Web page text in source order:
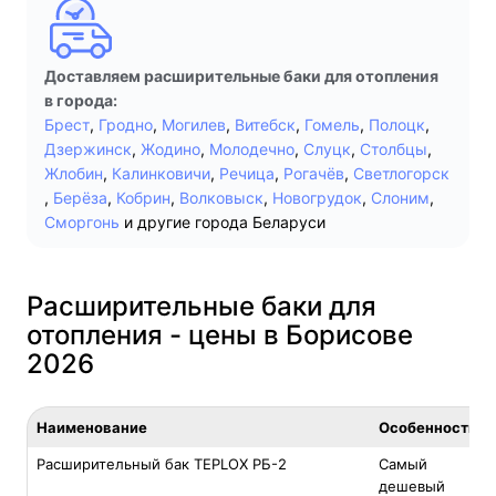
Доставляем расширительные баки для отопления
в города:
Брест, Гродно, Могилев, Витебск, Гомель, Полоцк,
Дзержинск, Жодино, Молодечно, Слуцк, Столбцы,
Жлобин, Калинковичи, Речица, Рогачёв, Светлогорск
, Берёза, Кобрин, Волковыск, Новогрудок, Слоним,
Сморгонь и другие города Беларуси
Расширительные баки для
отопления - цены в Борисове
2026
Наименование Особенность
Расширительный бак TEPLOX РБ-2
Самый
дешевый